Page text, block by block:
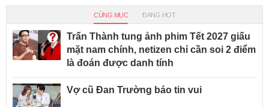
CÙNG MỤC ĐANG HOT
Trấn Thành tung ảnh phim Tết 2027 giấu
mặt nam chính, netizen chỉ cần soi 2 điểm
là đoán được danh tính
Vợ cũ Đan Trường báo tin vui